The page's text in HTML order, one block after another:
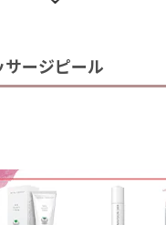
サージピール